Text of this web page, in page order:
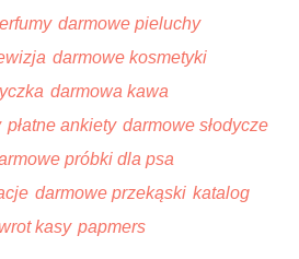
darmowe pieluchy
darmowe kosmetyki
darmowa kawa
płatne ankiety darmowe słodycze
próbki dla psa
darmowe przekąski katalog
kasy papmers